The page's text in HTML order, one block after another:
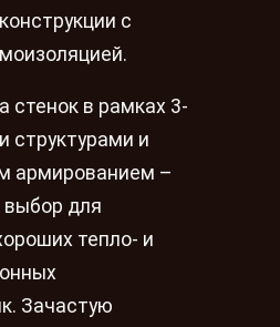
с
стенок в рамках 3-
структурами и
армированием –
для
тепло- и
Зачастую